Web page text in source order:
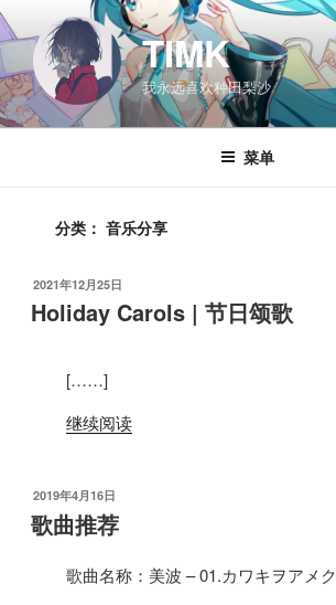
跳
至
内
容
TIMK
我永远喜欢种田梨沙
菜单
分类： 音乐分享
发
布
于
2021年12月25日
Holiday Carols | 节日颂歌
[……]
继续阅读
发
布
于
2019年4月16日
歌曲推荐
歌曲名称：美波 – 01.カワキヲアメク